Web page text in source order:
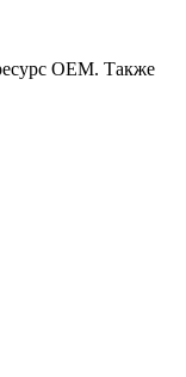
OEM. Также